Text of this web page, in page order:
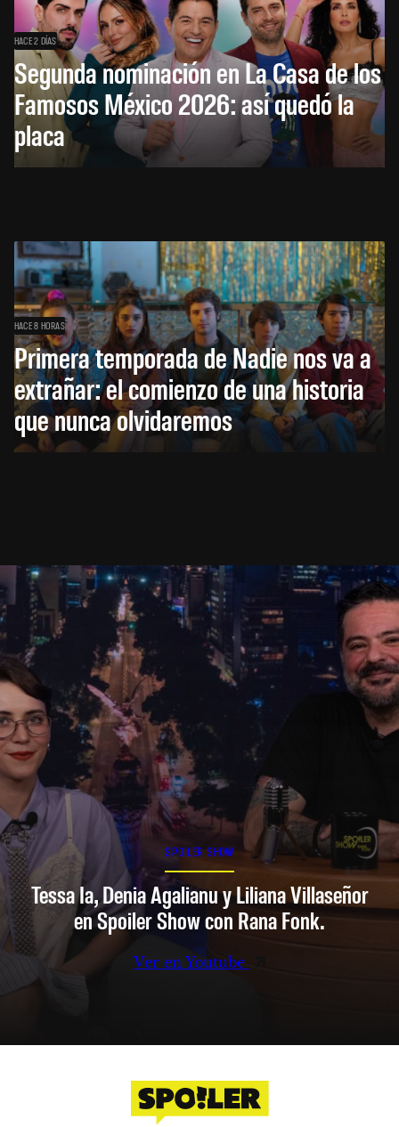
HACE 2 DÍAS
Segunda nominación en La Casa de los
Famosos México 2026: así quedó la
placa
HACE 8 HORAS
Primera temporada de Nadie nos va a
extrañar: el comienzo de una historia
que nunca olvidaremos
SPOILER SHOW
Tessa Ia, Denia Agalianu y Liliana Villaseñor
en Spoiler Show con Rana Fonk.
Ver en Youtube